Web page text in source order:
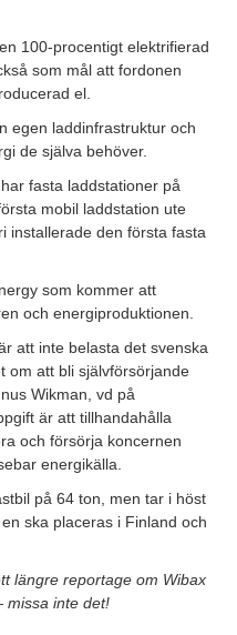
100-procentigt elektrifierad
som mål att fordonen
el.
egen laddinfrastruktur och
de själva behöver.
fasta laddstationer på
mobil laddstation ute
installerade den första fasta
som kommer att
och energiproduktionen.
att inte belasta det svenska
om att bli självförsörjande
Wikman, vd på
är att tillhandahålla
och försörja koncernen
energikälla.
på 64 ton, men tar i höst
ska placeras i Finland och
längre reportage om Wibax
missa inte det!